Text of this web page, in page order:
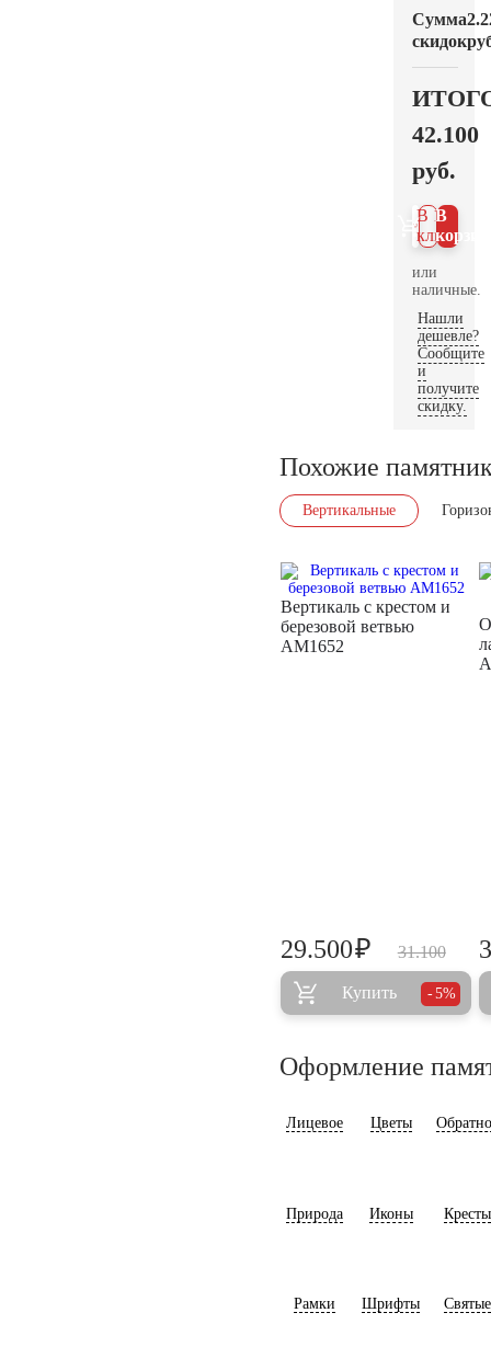
Сумма
скидок
42.100
руб.
В
В 1
клик
или
наличные.
Нашли
дешевле?
Сообщите
и
получите
скидку.
Похожие
Вертикальные
Вертикаль с крестом и
березовой ветвью
AM1652
31.100
29.500₽
Купить 5%
Оформление
Лицевое Цветы
Природа Иконы Кресты
Рамки Шрифты Святые